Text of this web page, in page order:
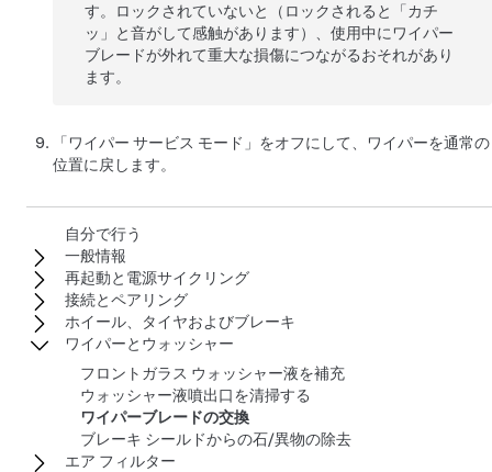
す。ロックされていないと（ロックされると「カチ
ッ」と音がして感触があります）、使用中にワイパー
ブレードが外れて重大な損傷につながるおそれがあり
ます。
「ワイパー サービス モード」をオフにして、ワイパーを通常の
位置に戻します。
自分で行う
一般情報
再起動と電源サイクリング
接続とペアリング
ホイール、タイヤおよびブレーキ
ワイパーとウォッシャー
フロントガラス ウォッシャー液を補充
ウォッシャー液噴出口を清掃する
ワイパーブレードの交換
ブレーキ シールドからの石/異物の除去
エア フィルター